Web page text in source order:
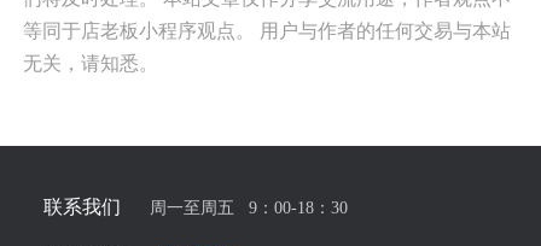
等同于店老板小程序观点。 用户与作者的任何交易与本站
无关，请知悉。
联系我们 周一至周五 9：00-18：30